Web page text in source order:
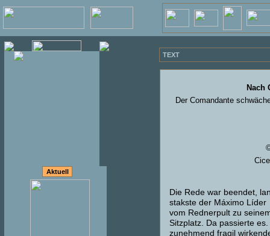
Aktuell
TEXT
Nach
Der Comandante
Die Rede war beendet,
stakste der Máximo Líder
vom Rednerpult zu
Sitzplatz. Da passierte es.
zunehmend fragil